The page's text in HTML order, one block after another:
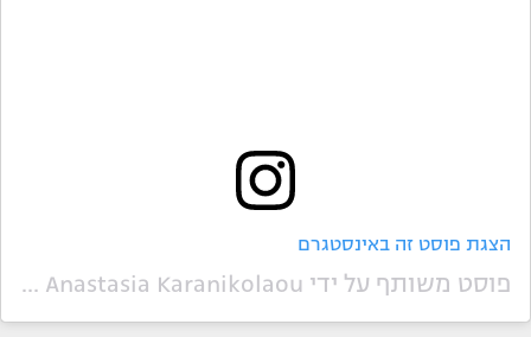
הצגת פוסט זה באינסטגרם
פוסט משותף על ידי ‏‎Anastasia Karanikolaou‎‏ (@‏‎staskaranikolaou‎‏)